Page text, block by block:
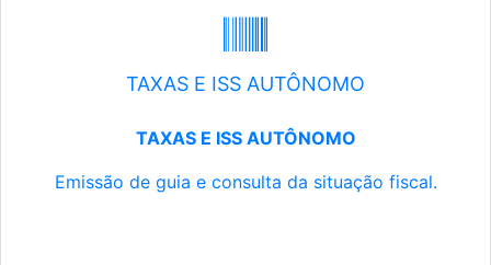
TAXAS E ISS AUTÔNOMO
TAXAS E ISS AUTÔNOMO
Emissão de guia e consulta da situação fiscal.